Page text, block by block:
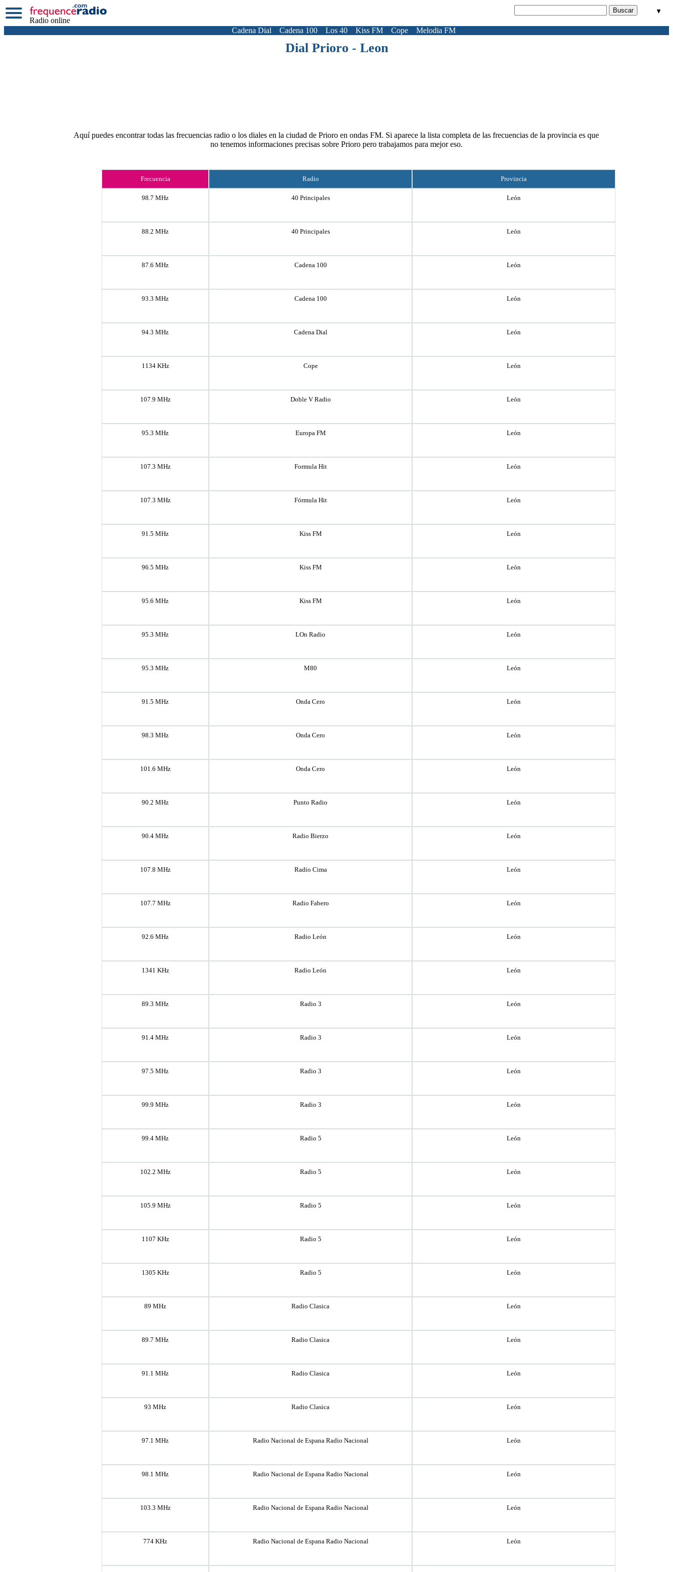
Radio online
▼
Cadena Dial Cadena 100 Los 40 Kiss FM Cope Melodia FM
Dial Prioro - Leon
Aquí puedes encontrar todas las frecuencias radio o los diales en la ciudad de Prioro en ondas FM. Si aparece la lista completa de las frecuencias de la provincia es que
no tenemos informaciones precisas sobre Prioro pero trabajamos para mejor eso.
Frecuencia Radio Provincia
98.7 MHz 40 Principales León
88.2 MHz 40 Principales León
87.6 MHz Cadena 100 León
93.3 MHz Cadena 100 León
94.3 MHz Cadena Dial León
1134 KHz Cope León
107.9 MHz Doble V Radio León
95.3 MHz Europa FM León
107.3 MHz Formula Hit León
107.3 MHz Fórmula Hit León
91.5 MHz Kiss FM León
96.5 MHz Kiss FM León
95.6 MHz Kiss FM León
95.3 MHz LOn Radio León
95.3 MHz M80 León
91.5 MHz Onda Cero León
98.3 MHz Onda Cero León
101.6 MHz Onda Cero León
90.2 MHz Punto Radio León
90.4 MHz Radio Bierzo León
107.8 MHz Radio Cima León
107.7 MHz Radio Fabero León
92.6 MHz Radio León León
1341 KHz Radio León León
89.3 MHz Radio 3 León
91.4 MHz Radio 3 León
97.5 MHz Radio 3 León
99.9 MHz Radio 3 León
99.4 MHz Radio 5 León
102.2 MHz Radio 5 León
105.9 MHz Radio 5 León
1107 KHz Radio 5 León
1305 KHz Radio 5 León
89 MHz Radio Clasica León
89.7 MHz Radio Clasica León
91.1 MHz Radio Clasica León
93 MHz Radio Clasica León
97.1 MHz Radio Nacional de Espana Radio Nacional León
98.1 MHz Radio Nacional de Espana Radio Nacional León
103.3 MHz Radio Nacional de Espana Radio Nacional León
774 KHz Radio Nacional de Espana Radio Nacional León